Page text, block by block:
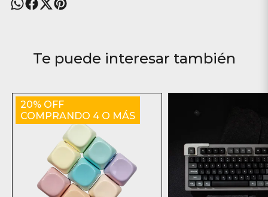
Te puede interesar también
20% OFF
COMPRANDO 4 O MÁS